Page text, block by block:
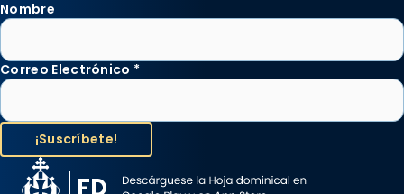
Nombre
Correo Electrónico *